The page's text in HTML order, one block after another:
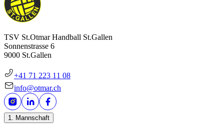
TSV St.Otmar Handball St.Gallen
Sonnenstrasse 6
9000 St.Gallen
+41 71 223 11 08
info@otmar.ch
1. Mannschaft